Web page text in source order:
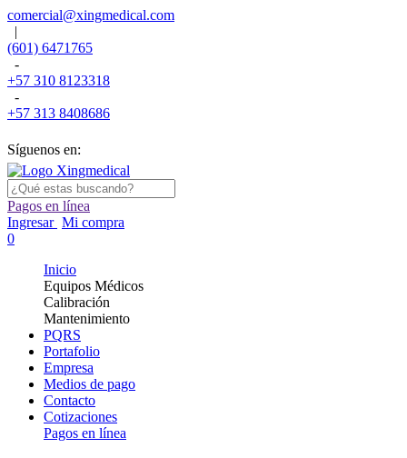
comercial@xingmedical.com
|
(601) 6471765
-
+57 310 8123318
-
+57 313 8408686
Síguenos en:
Pagos en línea
Ingresar Mi compra
0
Inicio
Equipos Médicos
Calibración
Mantenimiento
PQRS
Portafolio
Empresa
Medios de pago
Contacto
Cotizaciones
Pagos en línea